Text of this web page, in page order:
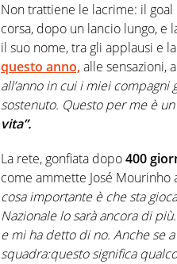
Non trattiene le lacrime: il
corsa, dopo un lancio lungo, e
il suo nome, tra gli applausi e
questo anno,alle sensazioni,
all’anno in cui i miei
sostenuto. Questo per me è
vita”.
La rete, gonfiata dopo400
come ammette José
cosa importante è che sta
Nazionale lo sarà ancora di
e mi ha detto di no. Anche se
squadra:questo significa